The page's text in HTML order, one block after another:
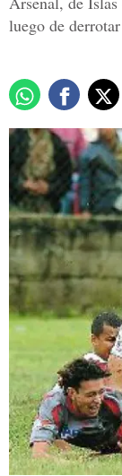
luego de